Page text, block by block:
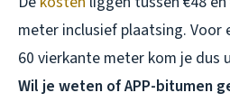
meter inclusief plaatsing. Voor
60 vierkante meter kom je dus
Wil je weten of APP-bitumen